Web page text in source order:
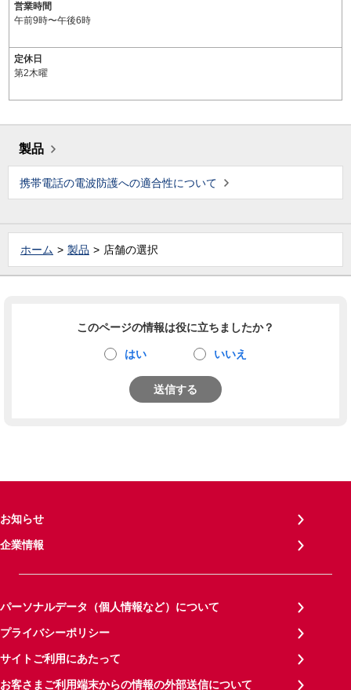
営業時間
午前9時〜午後6時
定休日
第2木曜
製品
携帯電話の電波防護への適合性について
ホーム 製品 店舗の選択
このページの情報は役に立ちましたか？
はい いいえ
送信する
お知らせ
企業情報
パーソナルデータ（個人情報など）について
プライバシーポリシー
サイトご利用にあたって
お客さまご利用端末からの情報の外部送信について